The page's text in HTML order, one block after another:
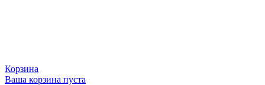
Корзина
Ваша корзина пуста